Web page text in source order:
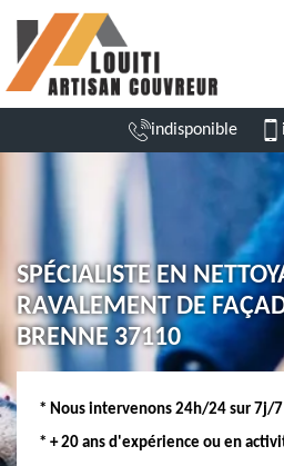
indisponible
SPÉCIALISTE EN
RAVALEMENT DE
BRENNE 37110
* Nous intervenons 24h/24 sur 7j/7
* + 20 ans d'expérience ou en